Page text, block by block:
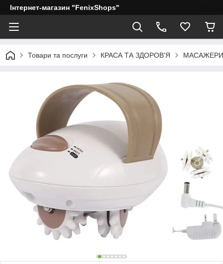
Інтернет-магазин "FenixShops"
Товари та послуги КРАСА ТА ЗДОРОВ'Я МАСАЖЕРИ